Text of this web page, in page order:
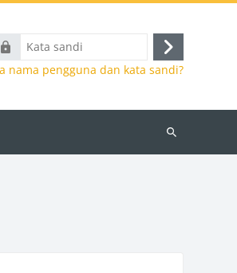
Masuk
nama pengguna dan kata sandi?
Cari